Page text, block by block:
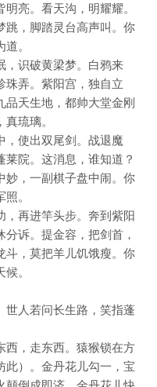
亮。看天沟，明耀耀。
跳，脚踏灵台高声叫。你
。
，识破黄梁梦。白鸦来
珠弄。紫阳宫，独自立
品天生地，都帅大堂金刚
琉璃。
，使出双尾剑。战退魔
院。这消息，谁知道？
妙，一副棋子盘中闹。你
。
，再进竿头步。奔到紫阳
诉。提金容，把剑首，
斗，莫把羊儿饥饿瘦。你
。
世人若问长生路，笑指蓬
西，走东西。猿猴锁在方
此）。金丹花儿勾一，宝